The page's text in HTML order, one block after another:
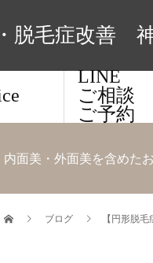
脱毛症改善
LINE
ご相談
ご予約
内面美・外面美を含めた
ブログ 【円形脱